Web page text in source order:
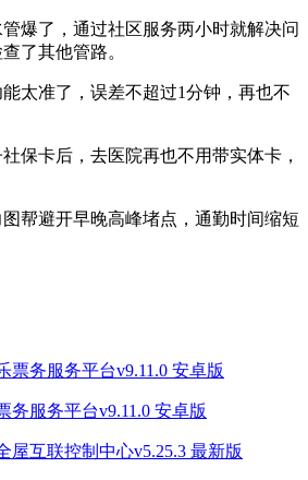
爆了，通过社区服务两小时就解决问
了其他管路。
太准了，误差不超过1分钟，再也不
保卡后，去医院再也不用带实体卡，
帮避开早晚高峰堵点，通勤时间缩短
务服务平台v9.11.0 安卓版